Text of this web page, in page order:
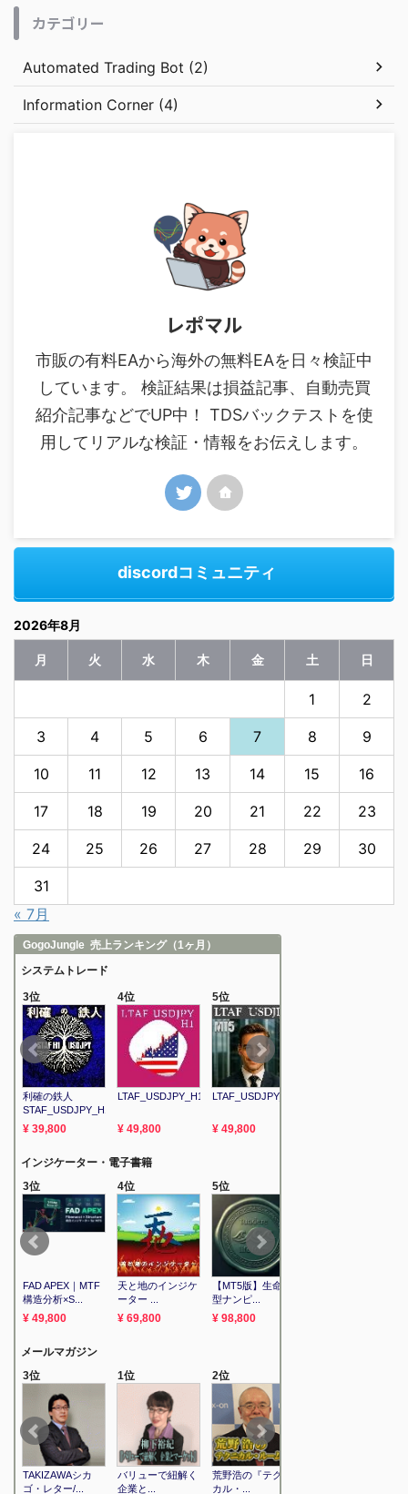
カテゴリー
Automated Trading Bot (2)
Information Corner (4)
レポマル
市販の有料EAから海外の無料EAを日々検証中
しています。 検証結果は損益記事、自動売買
紹介記事などでUP中！ TDSバックテストを使
用してリアルな検証・情報をお伝えします。
discordコミュニティ
2026年8月
月 火 水 木 金 土 日
1 2
3 4 5 6 7 8 9
10 11 12 13 14 15 16
17 18 19 20 21 22 23
24 25 26 27 28 29 30
31
« 7月